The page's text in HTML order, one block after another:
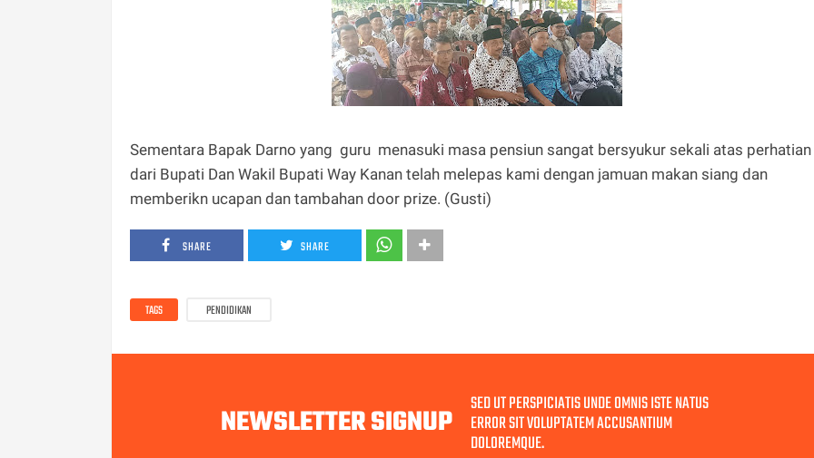
Sementara Bapak Darno yang guru menasuki masa pensiun sangat bersyukur sekali atas perhatian
dari Bupati Dan Wakil Bupati Way Kanan telah melepas kami dengan jamuan makan siang dan
memberikn ucapan dan tambahan door prize. (Gusti)
SHARE SHARE
TAGS PENDIDIKAN
NEWSLETTER SIGNUP SED UT PERSPICIATIS UNDE OMNIS ISTE NATUS
ERROR SIT VOLUPTATEM ACCUSANTIUM
DOLOREMQUE.